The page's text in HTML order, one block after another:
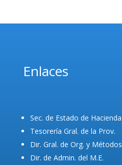
Enlaces
Sec. de Estado de Hacienda
Tesorería Gral. de la Prov.
Dir. Gral. de Org. y Métodos
Dir. de Admin. del M.E.